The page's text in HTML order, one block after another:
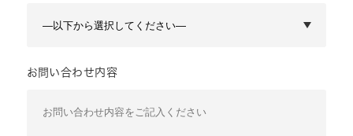
お問い合わせ内容